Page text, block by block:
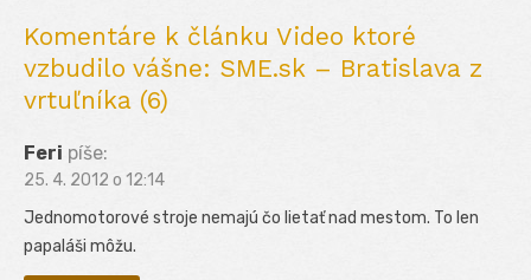
Komentáre k článku Video ktoré
vzbudilo vášne: SME.sk – Bratislava z
vrtuľníka (6)
Feri píše:
25. 4. 2012 o 12:14
Jednomotorové stroje nemajú čo lietať nad mestom. To len
papaláši môžu.